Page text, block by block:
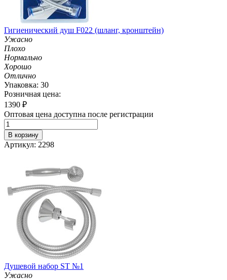
Гигиенический душ F022 (шланг, кронштейн)
Ужасно
Плохо
Нормально
Хорошо
Отлично
Упаковка: 30
Розничная цена:
1390 ₽
Оптовая цена доступна после регистрации
В корзину
Артикул: 2298
Душевой набор ST №1
Ужасно